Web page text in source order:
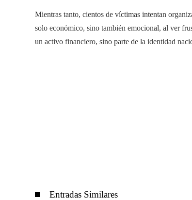
Mientras tanto, cientos de víctimas intentan
solo económico, sino también emocional, al ver
un activo financiero, sino parte de la identidad
Entradas Similares